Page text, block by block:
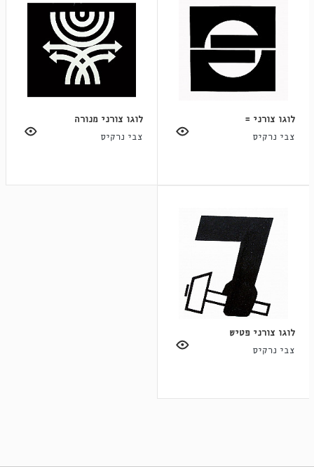
לוגו צורני =
צבי נרקיס
לוגו צורני מנורה
צבי נרקיס
לוגו צורני פטיש
צבי נרקיס